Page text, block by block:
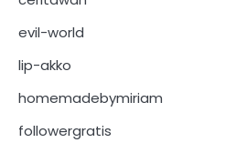
evil-world
lip-akko
homemadebymiriam
followergratis